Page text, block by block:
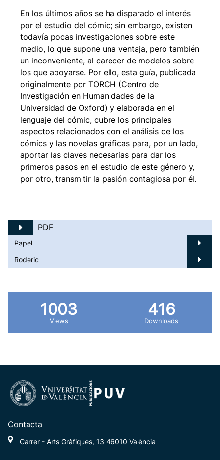
En los últimos años se ha disparado el interés
por el estudio del cómic; sin embargo, existen
todavía pocas investigaciones sobre este
medio, lo que supone una ventaja, pero también
un inconveniente, al carecer de modelos sobre
los que apoyarse. Por ello, esta guía, publicada
originalmente por TORCH (Centro de
Investigación en Humanidades de la
Universidad de Oxford) y elaborada en el
lenguaje del cómic, cubre los principales
aspectos relacionados con el análisis de los
cómics y las novelas gráficas para, por un lado,
aportar las claves necesarias para dar los
primeros pasos en el estudio de este género y,
por otro, transmitir la pasión contagiosa por él.
PDF
Papel
Roderic
1003
Views
416
Downloads
Contacta
Carrer - Arts Gràfiques, 13 46010 València